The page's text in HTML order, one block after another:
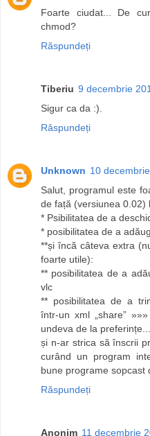
Foarte ciudat... De
chmod?
Răspundeți
Tiberiu 9 decembrie
Sigur ca da :).
Răspundeți
Unknown 10
Salut, programul este
de față (versiunea 0.02)
* Psibilitatea de a
* posibilitatea de a
**și încă câteva extra
foarte utile):
** posibilitatea de a
vlc
** posibilitatea de a
într-un xml „share”
undeva de la preferințe...
și n-ar strica să înscrii
curând un program
bune programe sopcast
Răspundeți
Anonim 11 decembrie